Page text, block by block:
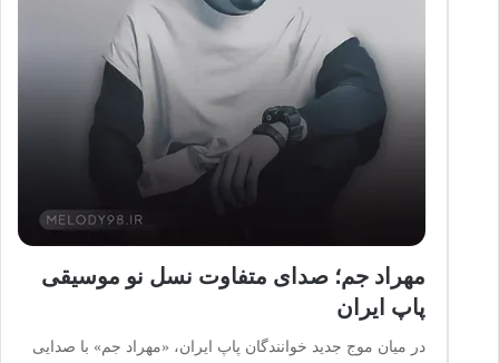
مهراد جم؛ صدای متفاوت نسل نو موسیقی
پاپ ایران
در میان موج جدید خوانندگان پاپ ایران، «مهراد جم» با صدایی